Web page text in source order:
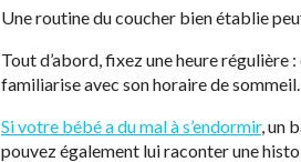
Une routine du coucher bien établie
Tout d’abord, fixez une heure régulière
familiarise avec son horaire de sommeil.
Si votre bébé a du mal à s’endormir, un
pouvez également lui raconter une